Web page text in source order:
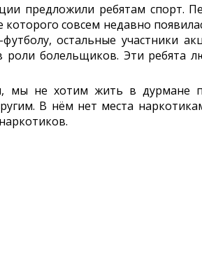
предложили ребятам спорт.
совсем недавно
остальные участники
болельщиков. Эти ребята
не хотим жить в дурмане
В нём нет места